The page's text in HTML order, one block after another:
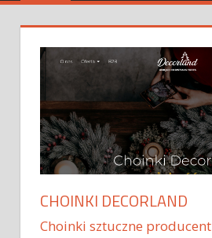
CHOINKI DECORLAND
Choinki sztuczne producent